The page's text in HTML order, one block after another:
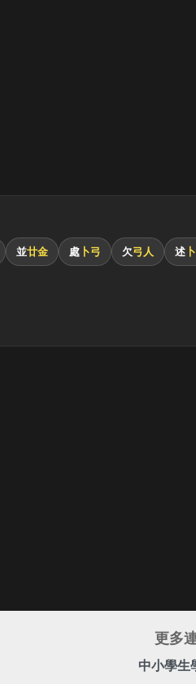
並廿金 處 卜弓 欠弓人 述
更多
中小學生